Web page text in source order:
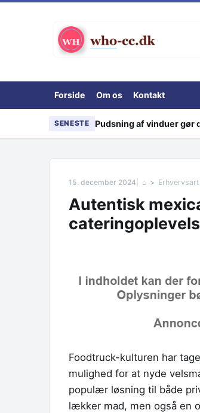
Forside Om os Kontakt
SENESTE Pudsning af vinduer gør
15. december 2024 ⌂
Autentisk
Foodtruck-kulturen har
mulighed for at nyde
populær løsning til både
lækker mad, men også en